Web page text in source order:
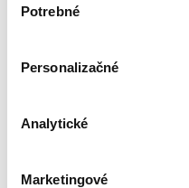
nám pomohlo, keby sme
súhlasu
Potrebné
Personalizačné
Analytické
Marketingové
Najlacnejšie